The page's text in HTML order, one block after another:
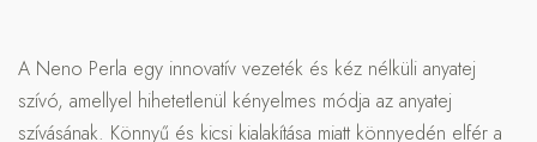
A Neno Perla egy innovatív vezeték és kéz nélküli anyatej
szívó, amellyel hihetetlenül kényelmes módja az anyatej
szívásának. Könnyű és kicsi kialakítása miatt könnyedén elfér a